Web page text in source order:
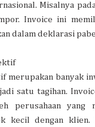
Misalnya
Invoice ini
dalam deklarasi
merupakan banyak
satu tagihan.
perusahaan yang
kecil dengan klien.